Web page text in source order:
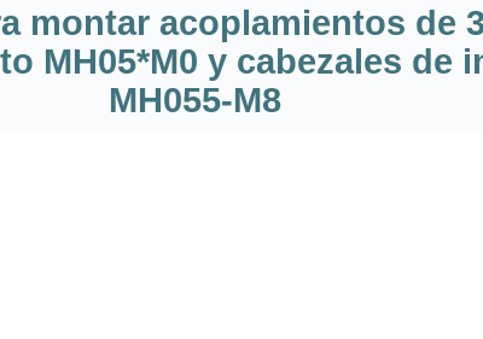
montar acoplamientos de
MH05*M0 y cabezales de
MH055-M8